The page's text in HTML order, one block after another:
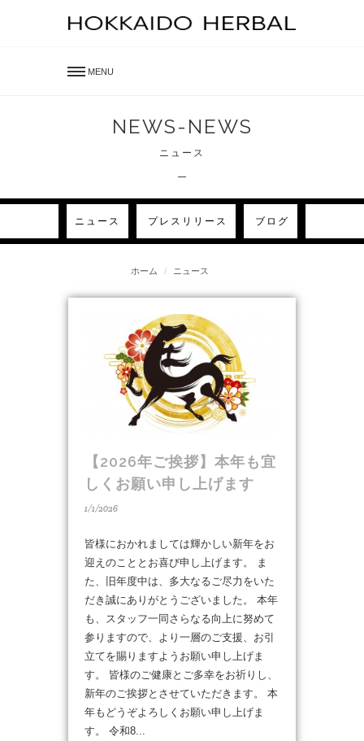
MENU
NEWS-NEWS
ニュース
ニュース プレスリリース ブログ
ホーム ニュース
【2026年ご挨拶】本年も宜
しくお願い申し上げます
1/1/2026
皆様におかれましては輝かしい新年をお
迎えのこととお喜び申し上げます。 ま
た、旧年度中は、多大なるご尽力をいた
だき誠にありがとうございました。 本年
も、スタッフ一同さらなる向上に努めて
参りますので、より一層のご支援、お引
立てを賜りますようお願い申し上げま
す。 皆様のご健康とご多幸をお祈りし、
新年のご挨拶とさせていただきます。 本
年もどうぞよろしくお願い申し上げま
す。 令和8...